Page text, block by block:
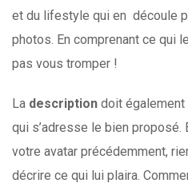
et du lifestyle qui en découle
photos. En comprenant ce qui
pas vous tromper !
La description doit
qui s’adresse le bien
votre avatar précédemment,
décrire ce qui lui plaira.